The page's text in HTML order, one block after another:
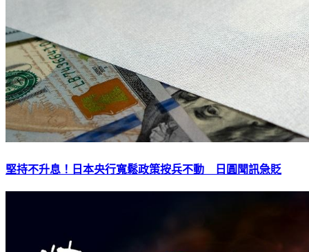
堅持不升息！日本央行寬鬆政策按兵不動 日圓聞訊急貶